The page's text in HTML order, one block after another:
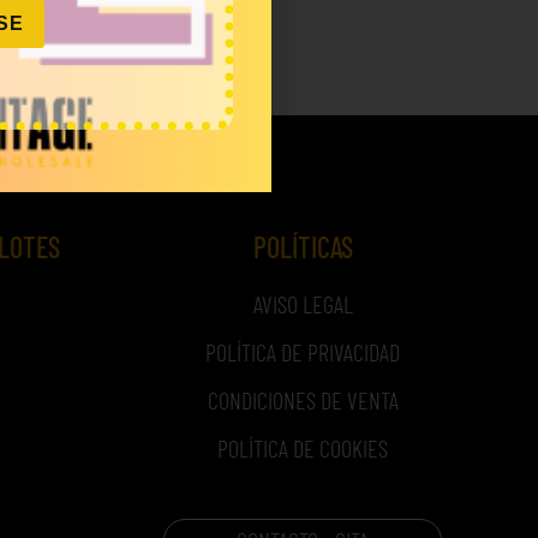
POLÍTICAS
AVISO LEGAL
POLÍTICA DE PRIVACIDAD
CONDICIONES DE VENTA
POLÍTICA DE COOKIES